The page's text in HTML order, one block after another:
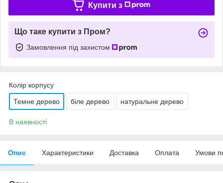
Купити з
Що таке купити з Пром?
Замовлення під захистом
Колір корпусу
Темне дерево біле дерево натуральне дерево
В наявності
Опис Характеристики Доставка Оплата Умови